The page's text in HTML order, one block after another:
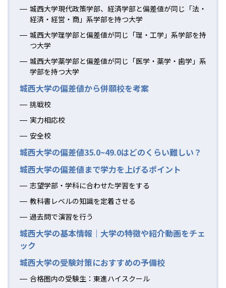
城西大学現代政策学部、経済学部と偏差値が同じ「法・
経済・経営・商」系学部を持つ大学
城西大学理学部と偏差値が同じ「理・工学」系学部を持
つ大学
城西大学薬学部と偏差値が同じ「医学・薬学・歯学」系
学部を持つ大学
城西大学の偏差値から併願校を考案
挑戦校
実力相応校
安全校
城西大学の偏差値35.0~49.0はどのくらい難しい？
城西大学の偏差値まで学力を上げるポイント
志望学部・学科に合わせた学習をする
教科書レベルの知識を定着させる
過去問で演習を行う
城西大学の基本情報｜大学の特徴や紹介動画をチェ
ック
城西大学の受験対策におすすめの予備校
合格圏内の受験生：東進ハイスクール